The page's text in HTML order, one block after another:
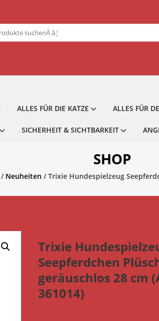
ALLES FÜR DIE KATZE ALLES FÜR
SICHERHEIT & SICHTBARKEIT
SHOP
Neuheiten / Trixie Hundespielzeug
Trixie
Seepferdchen
geräuschlos 28 cm
361014)